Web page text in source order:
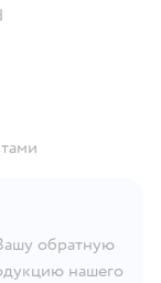
обратную
нашего